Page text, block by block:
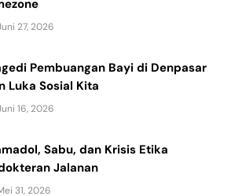
27, 2026
Pembuangan Bayi di Denpasar
Luka Sosial Kita
16, 2026
Sabu, dan Krisis Etika
Jalanan
31, 2026